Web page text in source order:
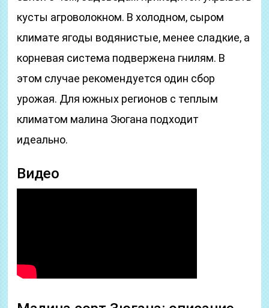
кусты агроволокном. В холодном, сыром
климате ягоды водянистые, менее сладкие, а
корневая система подвержена гнилям. В
этом случае рекомендуется один сбор
урожая. Для южных регионов с теплым
климатом малина Зюгана подходит
идеально.
Видео